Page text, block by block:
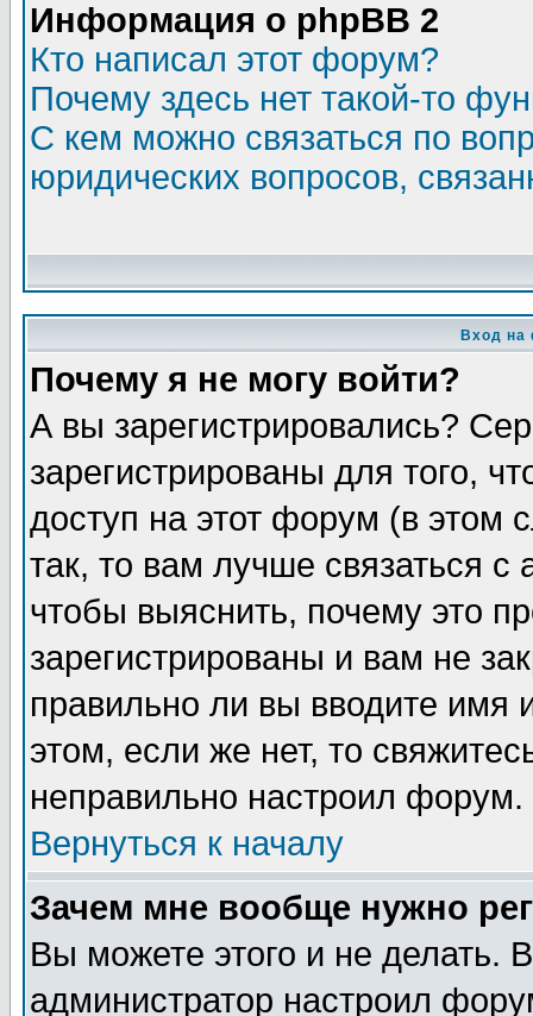
Информация о phpBB 2
Кто написал этот форум?
Почему здесь нет такой-то
С кем можно связаться по
юридических вопросов,
Вход на
Почему я не могу войти?
А вы зарегистрировались?
зарегистрированы для того,
доступ на этот форум (в этом
так, то вам лучше связаться
чтобы выяснить, почему это
зарегистрированы и вам не
правильно ли вы вводите
этом, если же нет, то
неправильно настроил форум.
Вернуться к началу
Зачем мне вообще нужно
Вы можете этого и не делать.
администратор настроил